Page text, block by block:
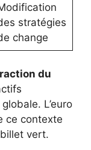
stratégies
change
du
L’euro
ce contexte
vert.